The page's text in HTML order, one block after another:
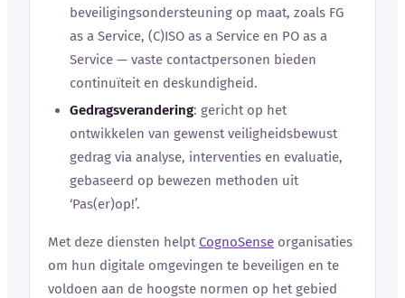
beveiligingsondersteuning op maat, zoals FG
as a Service, (C)ISO as a Service en PO as a
Service — vaste contactpersonen bieden
continuïteit en deskundigheid.
Gedragsverandering: gericht op het
ontwikkelen van gewenst veiligheidsbewust
gedrag via analyse, interventies en evaluatie,
gebaseerd op bewezen methoden uit
‘Pas(er)op!’.
Met deze diensten helpt CognoSense organisaties
om hun digitale omgevingen te beveiligen en te
voldoen aan de hoogste normen op het gebied